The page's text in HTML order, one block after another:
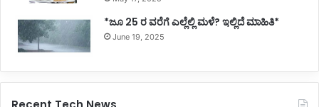
*ಜೂ 25 ರ ವರೆಗೆ ಎಲ್ಲೆಲ್ಲಿ ಮಳೆ? ಇಲ್ಲಿದೆ ಮಾಹಿತಿ*
June 19, 2025